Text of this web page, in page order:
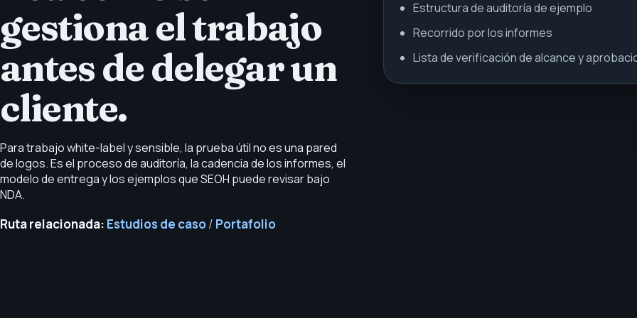
gestiona el trabajo
antes de delegar un
cliente.
Para trabajo white-label y sensible, la prueba útil no es una pared
de logos. Es el proceso de auditoría, la cadencia de los informes, el
modelo de entrega y los ejemplos que SEOH puede revisar bajo
NDA.
Ruta relacionada: Estudios de caso/ Portafolio
Estructura de auditoría de ejemplo
Recorrido por los informes
Lista de verificación de alcance y